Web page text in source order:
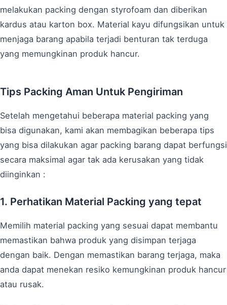
melakukan packing dengan styrofoam dan diberikan
kardus atau karton box. Material kayu difungsikan untuk
menjaga barang apabila terjadi benturan tak terduga
yang memungkinan produk hancur.
Tips Packing Aman Untuk Pengiriman
Setelah mengetahui beberapa material packing yang
bisa digunakan, kami akan membagikan beberapa tips
yang bisa dilakukan agar packing barang dapat berfungsi
secara maksimal agar tak ada kerusakan yang tidak
diinginkan :
1. Perhatikan Material Packing yang tepat
Memilih material packing yang sesuai dapat membantu
memastikan bahwa produk yang disimpan terjaga
dengan baik. Dengan memastikan barang terjaga, maka
anda dapat menekan resiko kemungkinan produk hancur
atau rusak.